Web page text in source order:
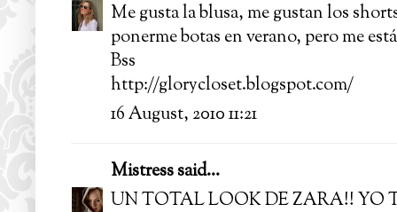
Me gusta la blusa, me gustan los
ponerme botas en verano, pero me
Bss
http://glorycloset.blogspot.com/
16 August, 2010 11:21
Mistresssaid...
UN TOTAL LOOK DE ZARA!! YO